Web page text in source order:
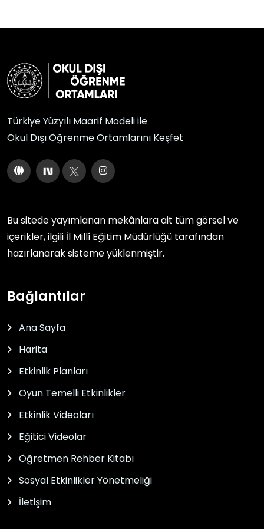
Türkiye Yüzyılı Maarif Modeli ile
Okul Dışı Öğrenme Ortamlarını Keşfet
Bu sitede yayımlanan mekânlara ait tüm görsel ve
içerikler, ilgili İl Millî Eğitim Müdürlüğü tarafından
hazırlanarak sisteme yüklenmiştir.
Bağlantılar
Ana Sayfa
Harita
Etkinlik Planları
Oyun Temelli Etkinlikler
Etkinlik Videoları
Eğitici Videolar
Öğretmen Rehber Kitabı
Sosyal Etkinlikler Yönetmeliği
İletişim